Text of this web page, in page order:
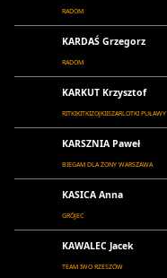
RADOM
KARDAŚ Grzegorz
RADOM
KARKUT Krzysztof
RITKIKITKIZOJKIISZARLOTKI PUŁAWY
KARSZNIA Paweł
BIEGAM DLA ŻONY WARSZAWA
KASICA Anna
GRÓJEC
KAWALEC Jacek
TEAM IWO RZESZÓW